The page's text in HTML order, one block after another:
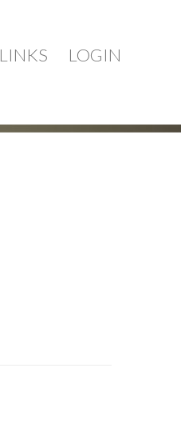
LINKS LOGIN